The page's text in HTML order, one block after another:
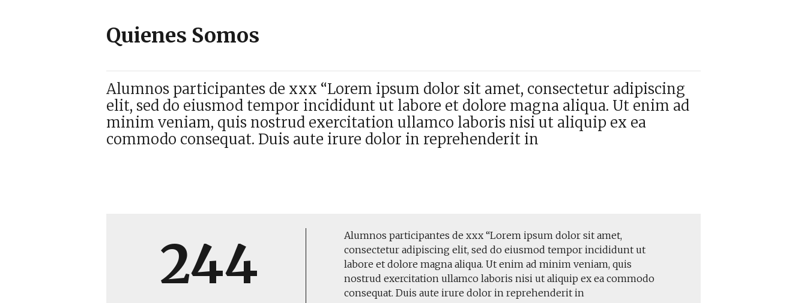
Quienes Somos
Alumnos participantes de xxx “Lorem ipsum dolor sit amet, consectetur adipiscing
elit, sed do eiusmod tempor incididunt ut labore et dolore magna aliqua. Ut enim ad
minim veniam, quis nostrud exercitation ullamco laboris nisi ut aliquip ex ea
commodo consequat. Duis aute irure dolor in reprehenderit in
244
Alumnos participantes de xxx “Lorem ipsum dolor sit amet,
consectetur adipiscing elit, sed do eiusmod tempor incididunt ut
labore et dolore magna aliqua. Ut enim ad minim veniam, quis
nostrud exercitation ullamco laboris nisi ut aliquip ex ea commodo
consequat. Duis aute irure dolor in reprehenderit in